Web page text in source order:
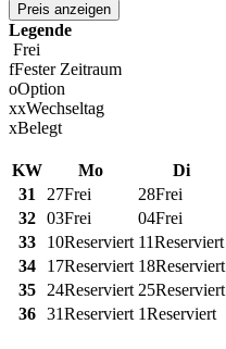
Preis anzeigen
Legende
Frei
fFester Zeitraum
oOption
xxWechseltag
xBelegt
KW
Mo Di
31
27Frei 28Frei
32 03Frei 04Frei
33
10Reserviert 11Reserviert
34
17Reserviert 18Reserviert
35
24Reserviert 25Reserviert
36 31Reserviert 1Reserviert